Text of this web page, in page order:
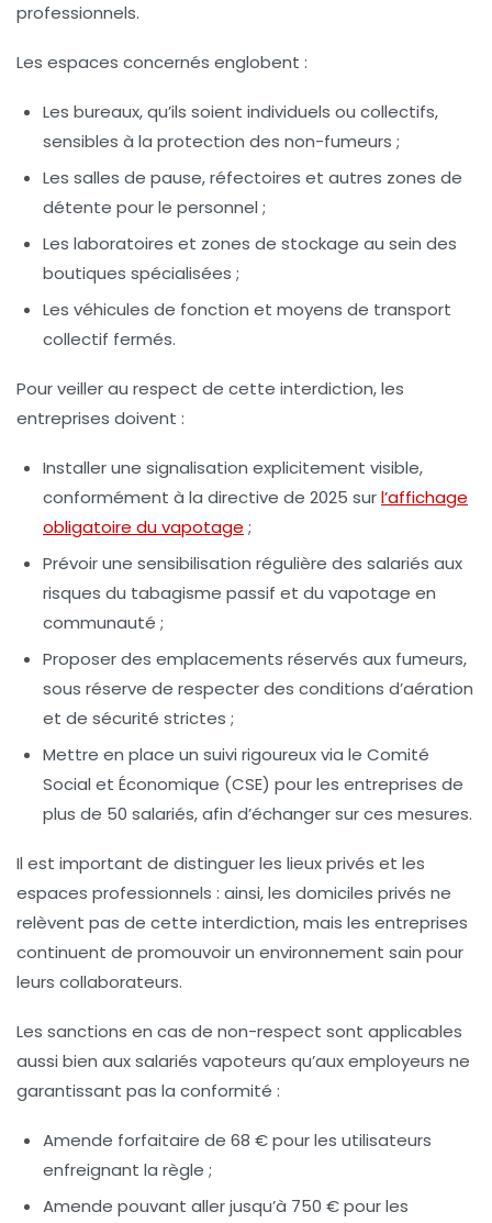
professionnels.
Les espaces concernés englobent :
Les bureaux, qu’ils soient individuels ou collectifs,
sensibles à la protection des non-fumeurs ;
Les salles de pause, réfectoires et autres zones de
détente pour le personnel ;
Les laboratoires et zones de stockage au sein des
boutiques spécialisées ;
Les véhicules de fonction et moyens de transport
collectif fermés.
Pour veiller au respect de cette interdiction, les
entreprises doivent :
Installer une signalisation explicitement visible,
conformément à la directive de 2025 surl’affichage
obligatoire du vapotage ;
Prévoir une sensibilisation régulière des salariés aux
risques du tabagisme passif et du vapotage en
communauté ;
Proposer des emplacements réservés aux fumeurs,
sous réserve de respecter des conditions d’aération
et de sécurité strictes ;
Mettre en place un suivi rigoureux via le Comité
Social et Économique (CSE) pour les entreprises de
plus de 50 salariés, afin d’échanger sur ces mesures.
Il est important de distinguer les lieux privés et les
espaces professionnels : ainsi, les domiciles privés ne
relèvent pas de cette interdiction, mais les entreprises
continuent de promouvoir un environnement sain pour
leurs collaborateurs.
Les sanctions en cas de non-respect sont applicables
aussi bien aux salariés vapoteurs qu’aux employeurs ne
garantissant pas la conformité :
Amende forfaitaire de 68 € pour les utilisateurs
enfreignant la règle ;
Amende pouvant aller jusqu’à 750 € pour les